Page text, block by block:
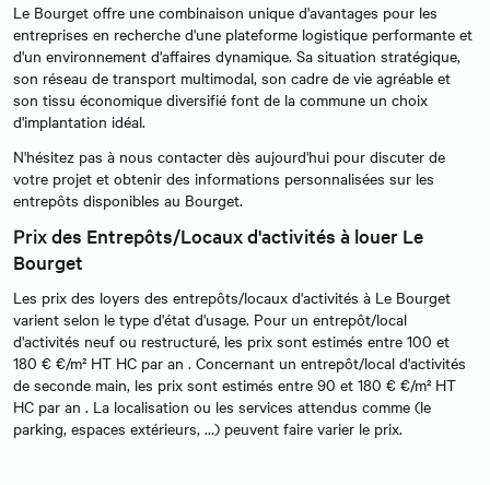
Le Bourget offre une combinaison unique d'avantages pour les
entreprises en recherche d'une plateforme logistique performante et
d'un environnement d'affaires dynamique. Sa situation stratégique,
son réseau de transport multimodal, son cadre de vie agréable et
son tissu économique diversifié font de la commune un choix
d'implantation idéal.
N'hésitez pas à nous contacter dès aujourd'hui pour discuter de
votre projet et obtenir des informations personnalisées sur les
entrepôts disponibles au Bourget.
Prix des Entrepôts/Locaux d'activités à louer Le
Bourget
Les prix des loyers des entrepôts/locaux d'activités à Le Bourget
varient selon le type d'état d'usage. Pour un entrepôt/local
d'activités neuf ou restructuré, les prix sont estimés entre 100 et
180 € €/m² HT HC par an . Concernant un entrepôt/local d'activités
de seconde main, les prix sont estimés entre 90 et 180 € €/m² HT
HC par an . La localisation ou les services attendus comme (le
parking, espaces extérieurs, …) peuvent faire varier le prix.